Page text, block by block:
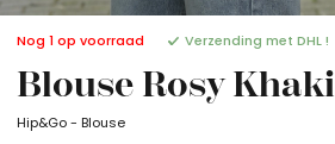
Nog 1 op voorraad Verzending met DHL !
Blouse Rosy Khaki
Hip&Go - Blouse